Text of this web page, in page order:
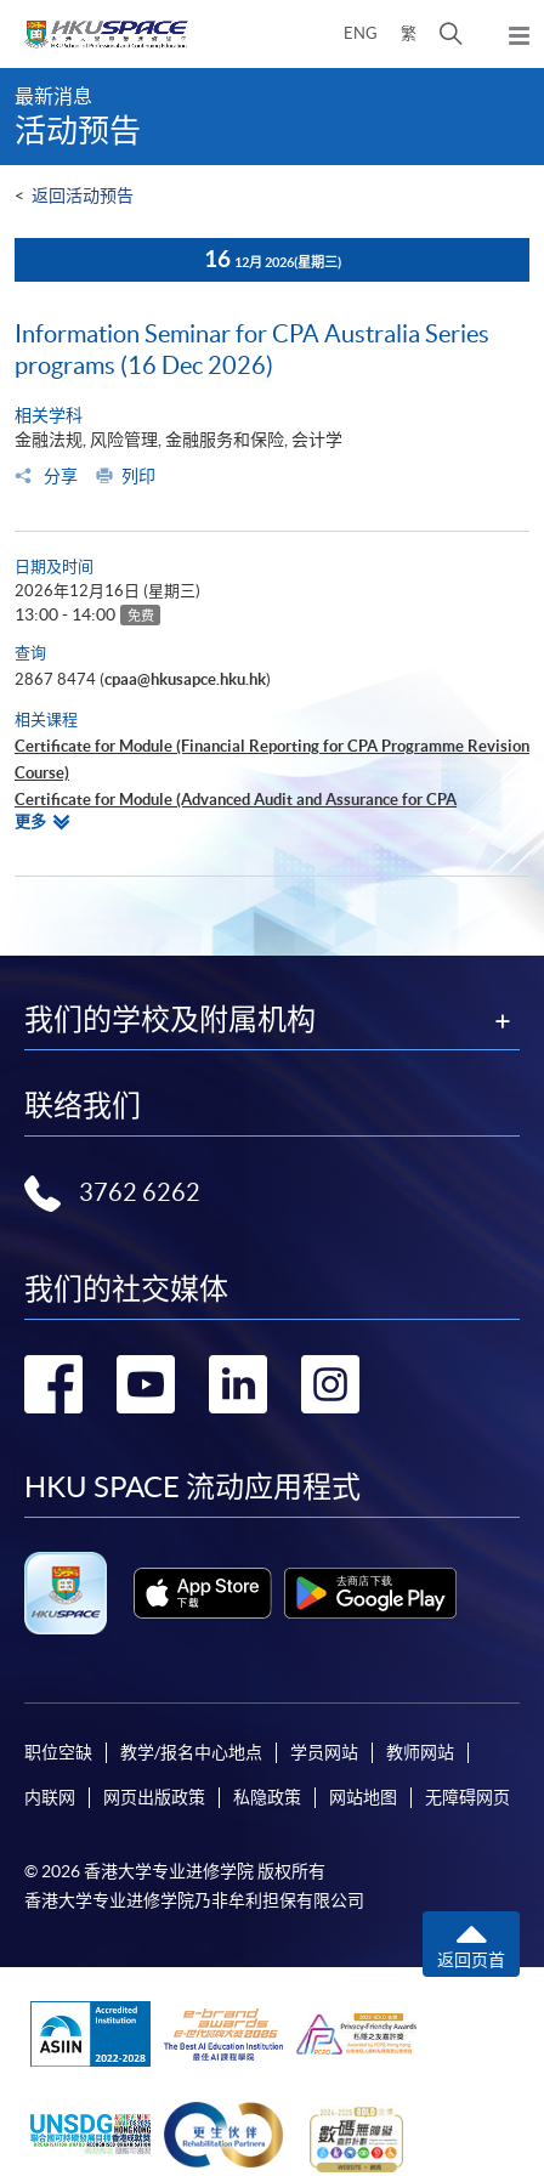
content
ENG 繁
开
弹
出
content
start
最新消息
活动预告
< 返回活动预告
16 12月 2026(星期三)
Information Seminar for CPA Australia Series
programs (16 Dec 2026)
相关学科
金融法规, 风险管理, 金融服务和保险, 会计学
分享
列印
日期及时间
2026年12月16日 (星期三)
13:00 - 14:00 免费
查询
2867 8474 (cpaa@hkusapce.hku.hk)
相关课程
Certificate for Module (Financial Reporting for CPA Programme Revision
Course)
Certificate for Module (Advanced Audit and Assurance for CPA
Programme Revision Course)
Certificate for Module (Global Strategy and Leadership for CPA
Programme Revision Course)
Certificate for Module (Financial Risk Management for CPA Programme
Certificate for Module (Strategic Management Accounting for CPA
Certificate for Module (Ethics and Governance for CPA Programme
Revision Course)
Course)
更多相
我们的学校及附属机构
联络我们
3762 6262
我们的社交媒体
转
facebook
转
youtube
转
linkedin
HKU SPACE 流动应用程式
职位空缺 教学/报名中心地点 学员网站 教师网站
内联网 网页出版政策 私隐政策 网站地图 无障碍网页
© 2026 香港大学专业进修学院 版权所有
香港大学专业进修学院乃非牟利担保有限公司
返回页首